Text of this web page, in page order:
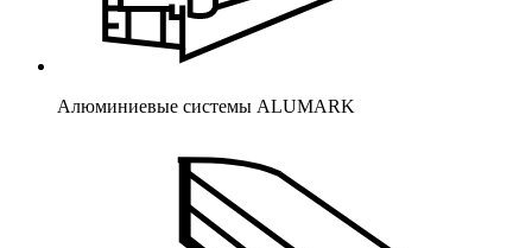
Алюминиевые системы ALUMARK